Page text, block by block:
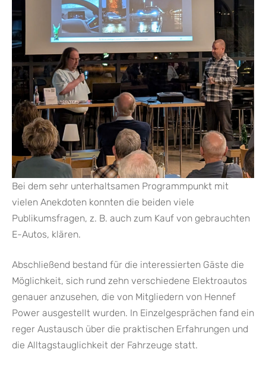
Bei dem sehr unterhaltsamen Programmpunkt mit
vielen Anekdoten konnten die beiden viele
Publikumsfragen, z. B. auch zum Kauf von gebrauchten
E-Autos, klären.
Abschließend bestand für die interessierten Gäste die
Möglichkeit, sich rund zehn verschiedene Elektroautos
genauer anzusehen, die von Mitgliedern von Hennef
Power ausgestellt wurden. In Einzelgesprächen fand ein
reger Austausch über die praktischen Erfahrungen und
die Alltagstauglichkeit der Fahrzeuge statt.